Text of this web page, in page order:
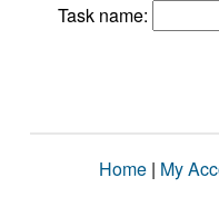
Task name:
Home | My